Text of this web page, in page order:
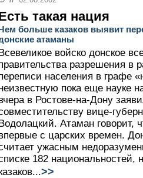
такая нация
больше казаков выявит
атаманы
войско донское
разрешения в
населения в графе
пока еще науке
в Ростове-на-Дону
вице-
Атаман говорит,
с царских времен.
ужасным
182
>>